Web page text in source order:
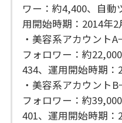
ワー：約4,400、自動
用開始時期：2014年2
・美容系アカウント
フォロワー：約
434、運用開始時期：
・美容系アカウント
フォロワー：約
401、運用開始時期：